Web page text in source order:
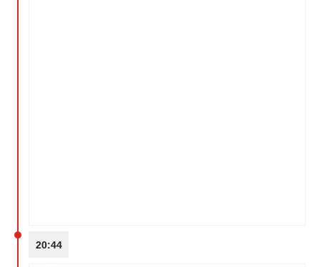
20:44